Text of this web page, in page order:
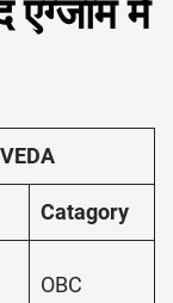
में
Catagory
OBC